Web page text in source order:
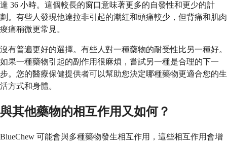
達 36 小時。這個較長的窗口意味著更多的自發性和更少的計
劃。有些人發現他達拉非引起的潮紅和頭痛較少，但背痛和肌肉
痠痛稍微更常見。
沒有普遍更好的選擇。有些人對一種藥物的耐受性比另一種好。
如果一種藥物引起的副作用很麻煩，嘗試另一種是合理的下一
步。您的醫療保健提供者可以幫助您決定哪種藥物更適合您的生
活方式和身體。
與其他藥物的相互作用又如何？
BlueChew 可能會與多種藥物發生相互作用，這些相互作用會增